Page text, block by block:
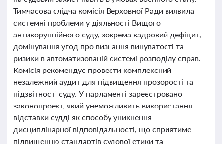
Тимчасова слідча комісія Верховної Ради виявила
системні проблеми у діяльності Вищого
антикорупційного суду, зокрема кадровий дефіцит,
домінування угод про визнання винуватості та
ризики в автоматизованій системі розподілу справ.
Комісія рекомендує провести комплексний
незалежний аудит для підвищення прозорості та
підзвітності суду. У парламенті зареєстровано
законопроект, який унеможливить використання
відставки судді як способу уникнення
дисциплінарної відповідальності, що сприятиме
підвищенню стандартів судової етики та